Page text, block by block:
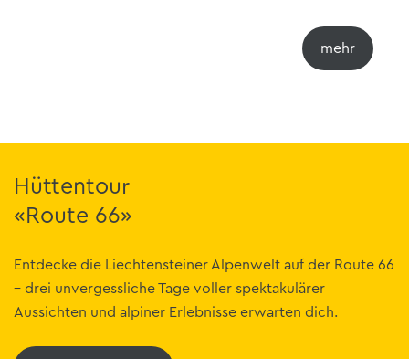
Hüttentour
«Route 66»
Entdecke die Liechtensteiner Alpenwelt auf der Route 66
– drei unvergessliche Tage voller spektakulärer
Aussichten und alpiner Erlebnisse erwarten dich.